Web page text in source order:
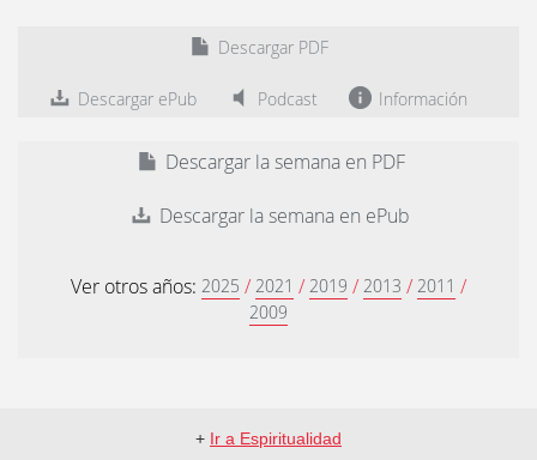
Descargar PDF
Descargar ePub Podcast Información
Descargar la semana en PDF
Descargar la semana en ePub
Ver otros años: 2025 / 2021 / 2019 / 2013 / 2011 /
2009
+ Ir a Espiritualidad